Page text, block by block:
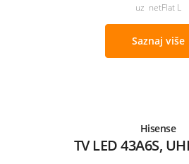
uz netFlat L
Saznaj više
Hisense
TV LED 43A6S,